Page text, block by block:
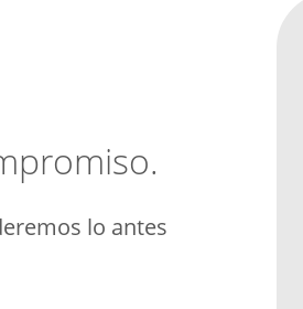
lo antes